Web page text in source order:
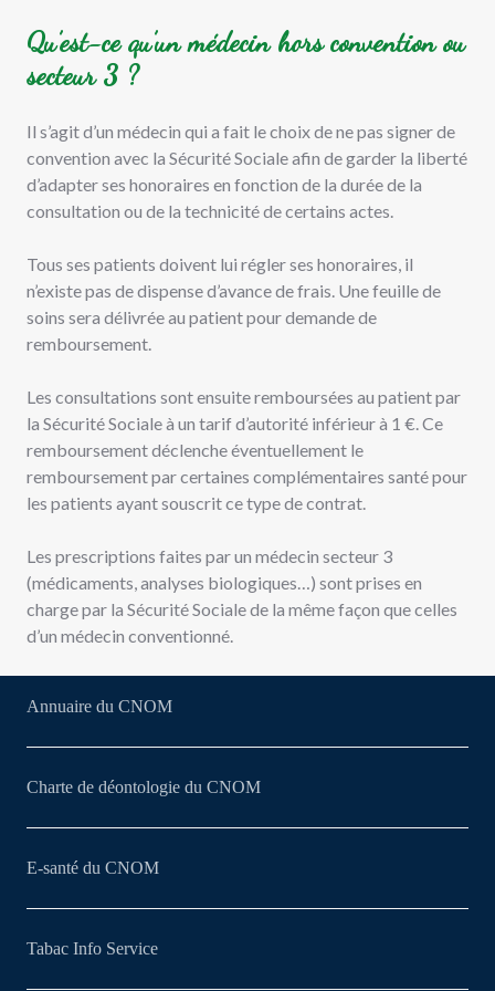
Qu’est-ce qu’un médecin hors convention ou
secteur 3 ?
Il s’agit d’un médecin qui a fait le choix de ne pas signer de
convention avec la Sécurité Sociale afin de garder la liberté
d’adapter ses honoraires en fonction de la durée de la
consultation ou de la technicité de certains actes.
Tous ses patients doivent lui régler ses honoraires, il
n’existe pas de dispense d’avance de frais. Une feuille de
soins sera délivrée au patient pour demande de
remboursement.
Les consultations sont ensuite remboursées au patient par
la Sécurité Sociale à un tarif d’autorité inférieur à 1 €. Ce
remboursement déclenche éventuellement le
remboursement par certaines complémentaires santé pour
les patients ayant souscrit ce type de contrat.
Les prescriptions faites par un médecin secteur 3
(médicaments, analyses biologiques…) sont prises en
charge par la Sécurité Sociale de la même façon que celles
d’un médecin conventionné.
Annuaire du CNOM
Charte de déontologie du CNOM
E-santé du CNOM
Tabac Info Service